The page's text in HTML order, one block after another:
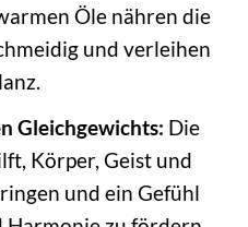
Öle nähren die
und verleihen
Gleichgewichts: Die
Körper, Geist und
und ein Gefühl